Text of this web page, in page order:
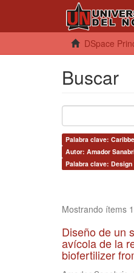
DSpace
Buscar
Palabra clave:
Autor: Amador
Palabra clave: Design
Mostrando ítems
Diseño de un
avícola de la
biofertilizer